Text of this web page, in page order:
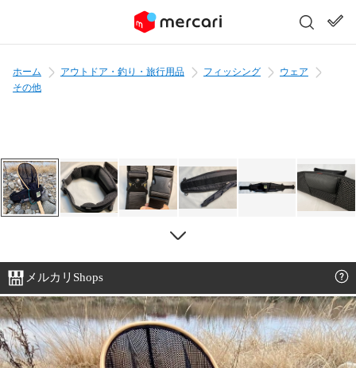
ホーム アウトドア・釣り・旅行用品 フィッシング
ウェア
その他
メルカリShops